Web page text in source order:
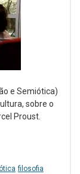
e Semiótica)
sobre o
Proust.
filosofia